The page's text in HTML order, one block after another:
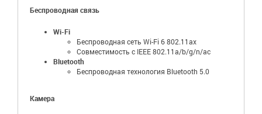
Беспроводная связь
Wi-Fi
Беспроводная сеть Wi-Fi 6 802.11ax
Совместимость с IEEE 802.11a/b/g/n/ac
Bluetooth
Беспроводная технология Bluetooth 5.0
Камера